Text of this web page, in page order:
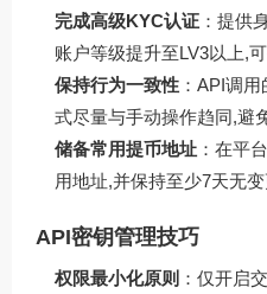
完成高级KYC认证 ：提供
账户等级提升至LV3以上,
保持行为一致性 ：API调
式尽量与手动操作趋同,避
储备常用提币地址 ：在平
用地址,并保持至少7天无变
API密钥管理技巧
权限最小化原则 ：仅开启